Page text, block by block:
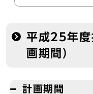
平成25年度
画期間）
計画期間